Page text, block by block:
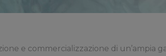
e commercializzazione di un’ampia